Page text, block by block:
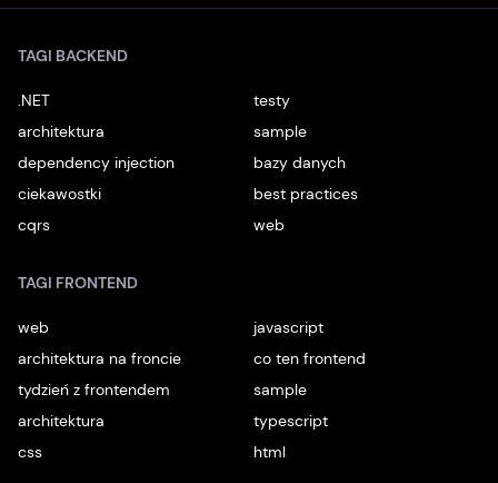
TAGI BACKEND
.NET
testy
architektura
sample
dependency injection
bazy danych
ciekawostki
best practices
cqrs
web
TAGI FRONTEND
web
javascript
architektura na froncie
co ten frontend
tydzień z frontendem
sample
architektura
typescript
css
html